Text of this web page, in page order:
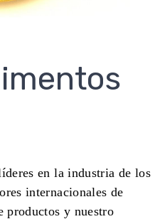
en la industria de los
internacionales de
productos y nuestro